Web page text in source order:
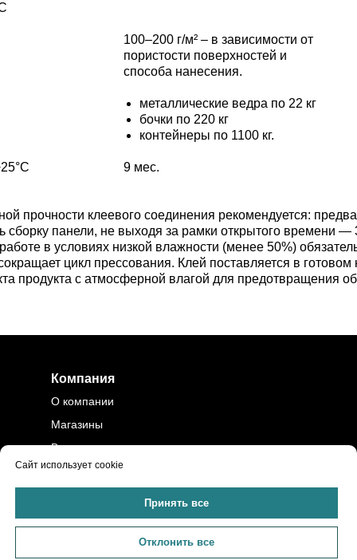
100–200 г/м² – в зависимости от
пористости поверхностей и
способа нанесения.
металлические ведра по 22 кг
бочки по 220 кг
контейнеры по 1100 кг.
9 мес.
прочности клеевого соединения рекомендуется:
сборку панели, не выходя за рамки открытого времени
в условиях низкой влажности (менее 50%)
цикл прессования. Клей поставляется в
продукта с атмосферной влагой для предотвращения
Сайт использует cookie
Принять все
Отклонить все
Компания
О компании
Магазины
Вакансии
Контакты
конфиденциальности
Доставка и оплата